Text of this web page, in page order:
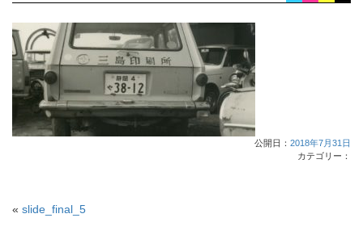
公開日： 2018年7月31日
カテゴリー：
« slide_final_5